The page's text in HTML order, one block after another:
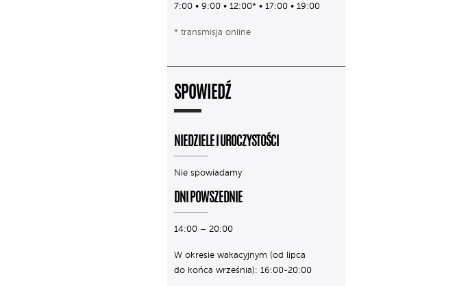
7:00 • 9:00 • 12:00* • 17:00 • 19:00
* transmisja online
SPOWIEDŹ
NIEDZIELE I UROCZYSTOŚCI
Nie spowiadamy
DNI POWSZEDNIE
14:00 – 20:00
W okresie wakacyjnym (od lipca
do końca września): 16:00-20:00